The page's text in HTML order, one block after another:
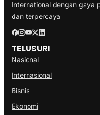
International dengan gaya
dan terpercaya
TELUSURI
Nasional
Internasional
Bisnis
Ekonomi